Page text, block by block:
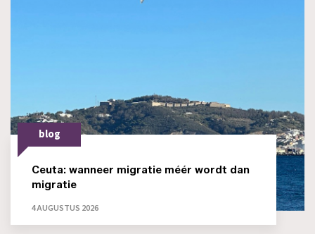
blog
Ceuta: wanneer migratie méér wordt dan
migratie
4 AUGUSTUS 2026